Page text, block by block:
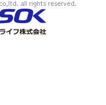
all rights reserved.